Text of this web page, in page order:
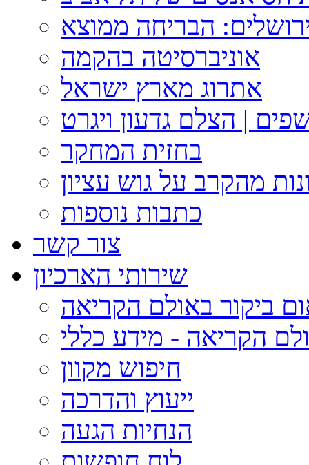
הבריחה ממוצא
אוניברסיטה בהקמה
אתרוג מארץ ישראל
| הצלם גדעון ויגרט
בחזית המחקר
מהקרב על גוש עציון
כתבות נוספות
צור קשר
שירותי הארכיון
ביקור באולם הקריאה
הקריאה - מידע כללי
חיפוש מקוון
ייעוץ והדרכה
הנחיות הגעה